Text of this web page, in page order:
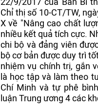
Chỉ thị số 10-CT/TW,
X về "Nâng cao chất
nhiều kết quả tích cực.
chi bộ và đảng viên
bộ cơ bản được duy trì
nhiệm vụ chính trị, gắn
là học tập và làm theo
Chí Minh và tự phê
luận Trung ương 4 các